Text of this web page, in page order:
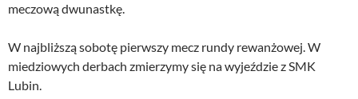
meczową dwunastkę.
W najbliższą sobotę pierwszy mecz rundy rewanżowej. W
miedziowych derbach zmierzymy się na wyjeździe z SMK
Lubin.